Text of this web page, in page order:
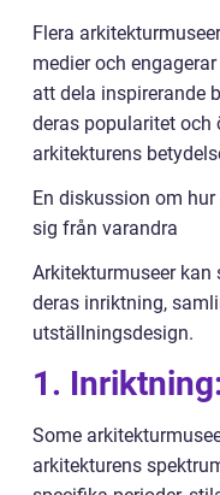
Flera
medier och
att dela inspirerande
deras popularitet och
arkitekturens
En diskussion om
sig från varandra
Arkitekturmuseer
deras inriktning,
utställningsdesign.
1. Inriktning:
Some
arkitekturens